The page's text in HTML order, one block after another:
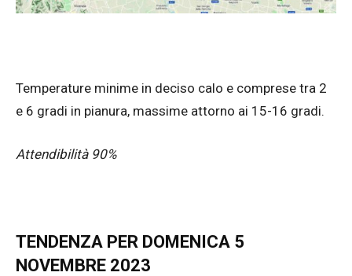
Temperature minime in deciso calo e comprese tra 2
e 6 gradi in pianura, massime attorno ai 15-16 gradi.
Attendibilità 90%
TENDENZA PER DOMENICA 5
NOVEMBRE 2023